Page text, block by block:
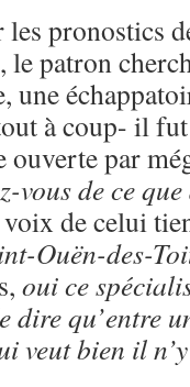
les pronostics
le patron
une
à coup- il
ouverte par
vous de ce
de celui
Ouën-des-
oui ce
dire qu’entre
veut bien il